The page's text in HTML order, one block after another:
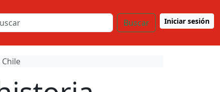
Buscar Iniciar sesión